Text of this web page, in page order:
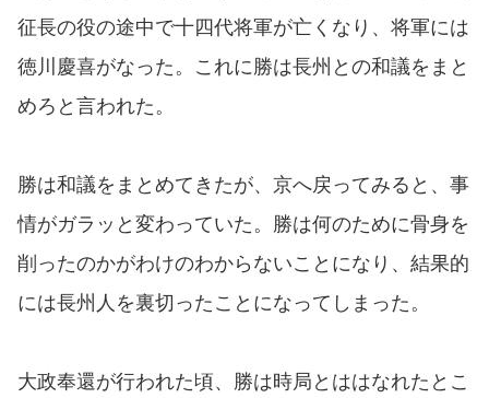
征長の役の途中で十四代将軍が亡くなり、将軍には
徳川慶喜がなった。これに勝は長州との和議をまと
めろと言われた。
勝は和議をまとめてきたが、京へ戻ってみると、事
情がガラッと変わっていた。勝は何のために骨身を
削ったのかがわけのわからないことになり、結果的
には長州人を裏切ったことになってしまった。
大政奉還が行われた頃、勝は時局とははなれたとこ